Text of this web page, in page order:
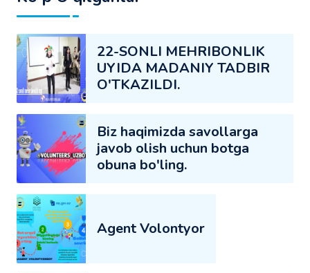
22-SONLI MEHRIBONLIK
UYIDA MADANIY TADBIR
O'TKAZILDI.
Biz haqimizda savollarga
javob olish uchun botga
obuna bo'ling.
Agent Volontyor